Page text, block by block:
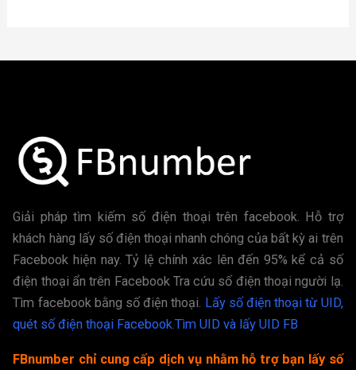
Giải pháp tìm kiếm số điện thoại trên facebook. Hỗ trợ
khách hàng lấy số điện thoại nhanh chóng của bất kỳ ai trên
Facebook hiện nay. Tỷ lệ chính xác lên đến 95% kể cả số
điện thoại ẩn trên Facebook Tra cứu số điện thoại người lạ.
Tìm facebook bằng số điện thoại. Lấy số điện thoại từ UID,
quét số điện thoại Facebook.Tìm UID và lấy UID FB
FBnumber chỉ cung cấp dịch vụ nhằm hỗ trợ bạn lấy số